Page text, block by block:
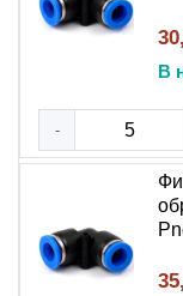
(трубка-
Тип
(цанговый)
Материал
Стопорные
AISI 304/316
Материал
В
-